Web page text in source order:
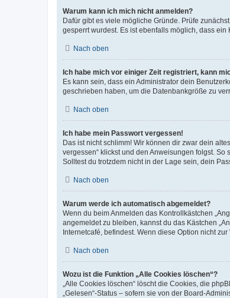
Warum kann ich mich nicht anmelden?
Dafür gibt es viele mögliche Gründe. Prüfe
gesperrt wurdest. Es ist ebenfalls möglich, dass
Nach oben
Ich habe mich vor einiger Zeit registriert, kann
Es kann sein, dass ein Administrator dein
geschrieben haben, um die Datenbankgröße zu
Nach oben
Ich habe mein Passwort vergessen!
Das ist nicht schlimm! Wir können dir zwar dein
vergessen“ klickst und den Anweisungen folgst.
Solltest du trotzdem nicht in der Lage sein, dein
Nach oben
Warum werde ich automatisch abgemeldet?
Wenn du beim Anmelden das Kontrollkästchen
angemeldet zu bleiben, kannst du das Kästchen
Internetcafé, befindest. Wenn diese Option nicht
Nach oben
Wozu ist die Funktion „Alle Cookies löschen“?
„Alle Cookies löschen“ löscht die Cookies, die
„Gelesen“-Status – sofern sie von der Board-